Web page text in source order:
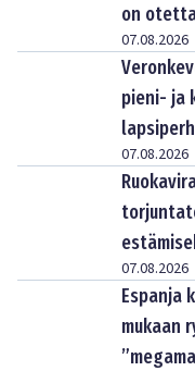
on
07.08.2026
pieni- ja
07.08.2026
07.08.2026
Espanja
mukaan